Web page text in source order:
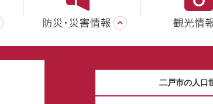
二戸市の人口